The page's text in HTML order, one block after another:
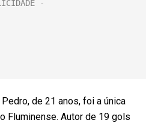
Pedro, de 21 anos, foi a única
Fluminense. Autor de 19 gols